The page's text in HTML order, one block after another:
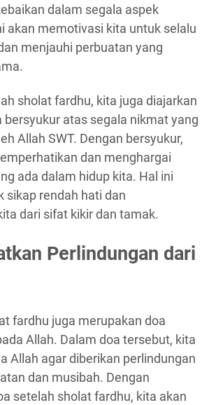
dalam segala aspek
akan memotivasi kita untuk selalu
menjauhi perbuatan yang
sholat fardhu, kita juga diajarkan
bersyukur atas segala nikmat yang
Allah SWT. Dengan bersyukur,
dan menghargai
ada dalam hidup kita. Hal ini
sikap rendah hati dan
dari sifat kikir dan tamak.
Perlindungan dari
fardhu juga merupakan doa
Allah. Dalam doa tersebut, kita
Allah agar diberikan perlindungan
dan musibah. Dengan
setelah sholat fardhu, kita akan